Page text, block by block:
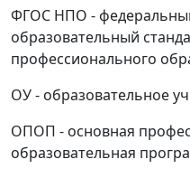
ФГОС НПО -
образовательный
профессионального
ОУ - образовательное
ОПОП - основная
образовательная